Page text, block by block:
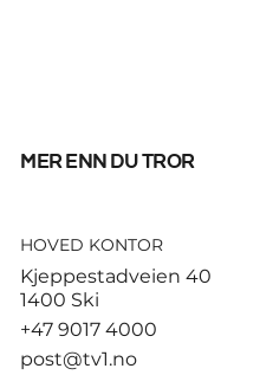
God start
Hamburg
mer enn du tror
HOVED KONTOR
Kjeppestadveien 40
1400 Ski
+47 9017 4000
post@tv1.no